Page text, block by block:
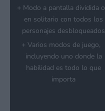
Modo a pantalla dividida o
en solitario con todos los
personajes desbloqueados
Varios modos de juego,
incluyendo uno donde la
habilidad es todo lo que
importa